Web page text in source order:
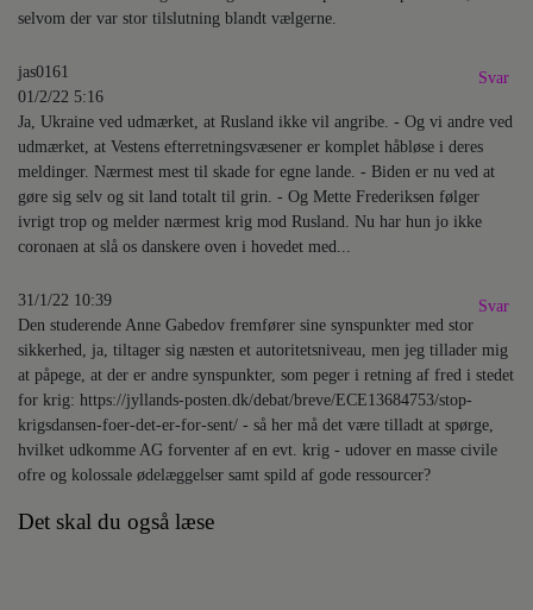
selvom der var stor tilslutning blandt vælgerne.
jas0161
01/2/22 5:16
Ja, Ukraine ved udmærket, at Rusland ikke vil angribe. - Og vi andre ved
udmærket, at Vestens efterretningsvæsener er komplet håbløse i deres
meldinger. Nærmest mest til skade for egne lande. - Biden er nu ved at
gøre sig selv og sit land totalt til grin. - Og Mette Frederiksen følger
ivrigt trop og melder nærmest krig mod Rusland. Nu har hun jo ikke
coronaen at slå os danskere oven i hovedet med...
Svar
31/1/22 10:39
Den studerende Anne Gabedov fremfører sine synspunkter med stor
sikkerhed, ja, tiltager sig næsten et autoritetsniveau, men jeg tillader mig
at påpege, at der er andre synspunkter, som peger i retning af fred i stedet
for krig: https://jyllands-posten.dk/debat/breve/ECE13684753/stop-
krigsdansen-foer-det-er-for-sent/ - så her må det være tilladt at spørge,
hvilket udkomme AG forventer af en evt. krig - udover en masse civile
ofre og kolossale ødelæggelser samt spild af gode ressourcer?
Svar
Det skal du også læse